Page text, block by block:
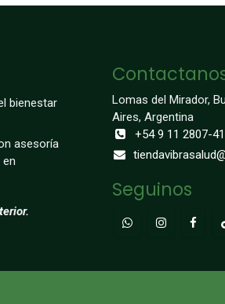
bienestar
asesoría
Lomas del Mirador,
Aires, Argentina
+54 9 11 2807-
Seguinos